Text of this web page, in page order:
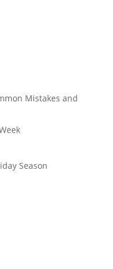
Mistakes and
Season